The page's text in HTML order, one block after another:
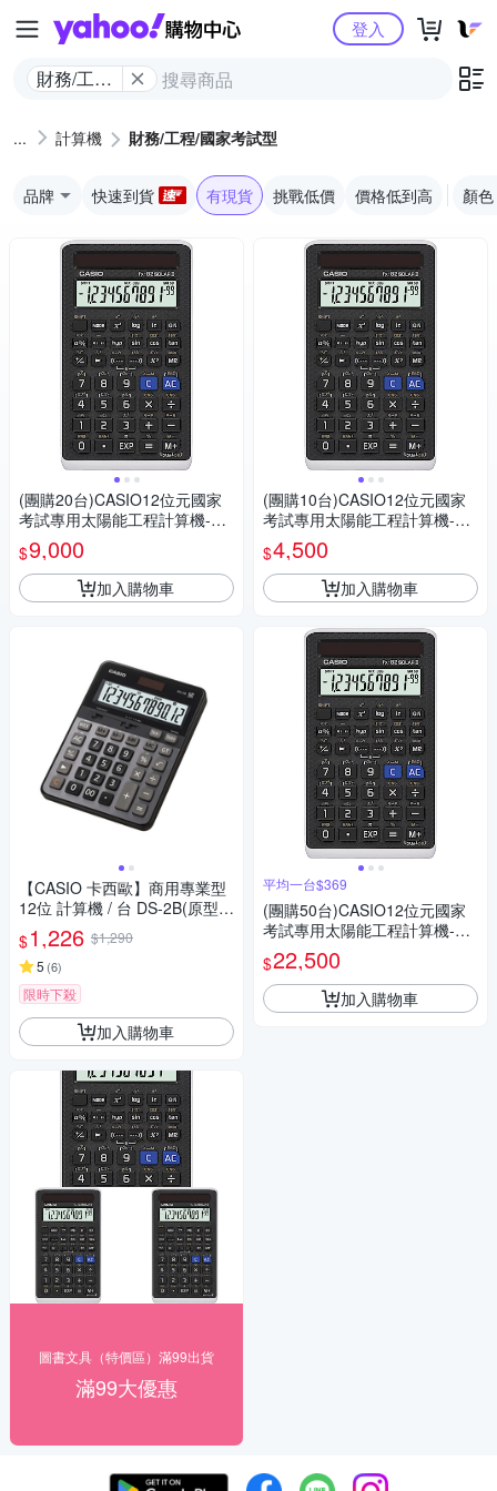
Yahoo購物中心
財務/工程/
型
登入
計算機 財務/工程/國家考試型
品牌 快速到貨 有現貨 挑戰低價 價格低到高 顏色
(團購20台)CASIO12位元國家
考試專用太陽能工程計算機-FX
-82SOLARII
$9,000
加入購物車
【CASIO 卡西歐】商用專業型
12位 計算機 / 台 DS-2B(原型號
DS-2TS)
$1,226 $1,290
5 (6)
限時下殺
加入購物車
圖書文具（特價區）滿99出貨
滿99大優惠
(團購10台)CASIO12位元國家
考試專用太陽能工程計算機-FX
-82SOLARII
$4,500
加入購物車
平均一台$369
(團購50台)CASIO12位元國家
考試專用太陽能工程計算機-FX
-82SOLARII
$22,500
加入購物車